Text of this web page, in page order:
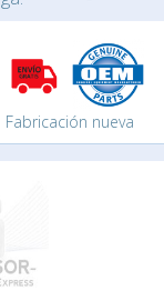
Fabricación nueva